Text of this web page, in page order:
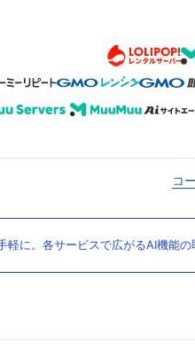
コ
に。各サービスで広がるAI機能の